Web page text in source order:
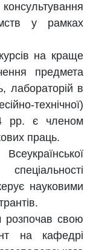
у рамках
на краще
предмета
лабораторій в
технічної)
рр. є членом
праць.
науковими
розпочав свою
на кафедрі